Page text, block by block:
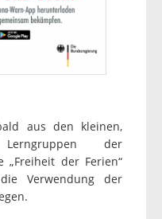
aus den kleinen,
der
„Freiheit der Ferien“
Verwendung der